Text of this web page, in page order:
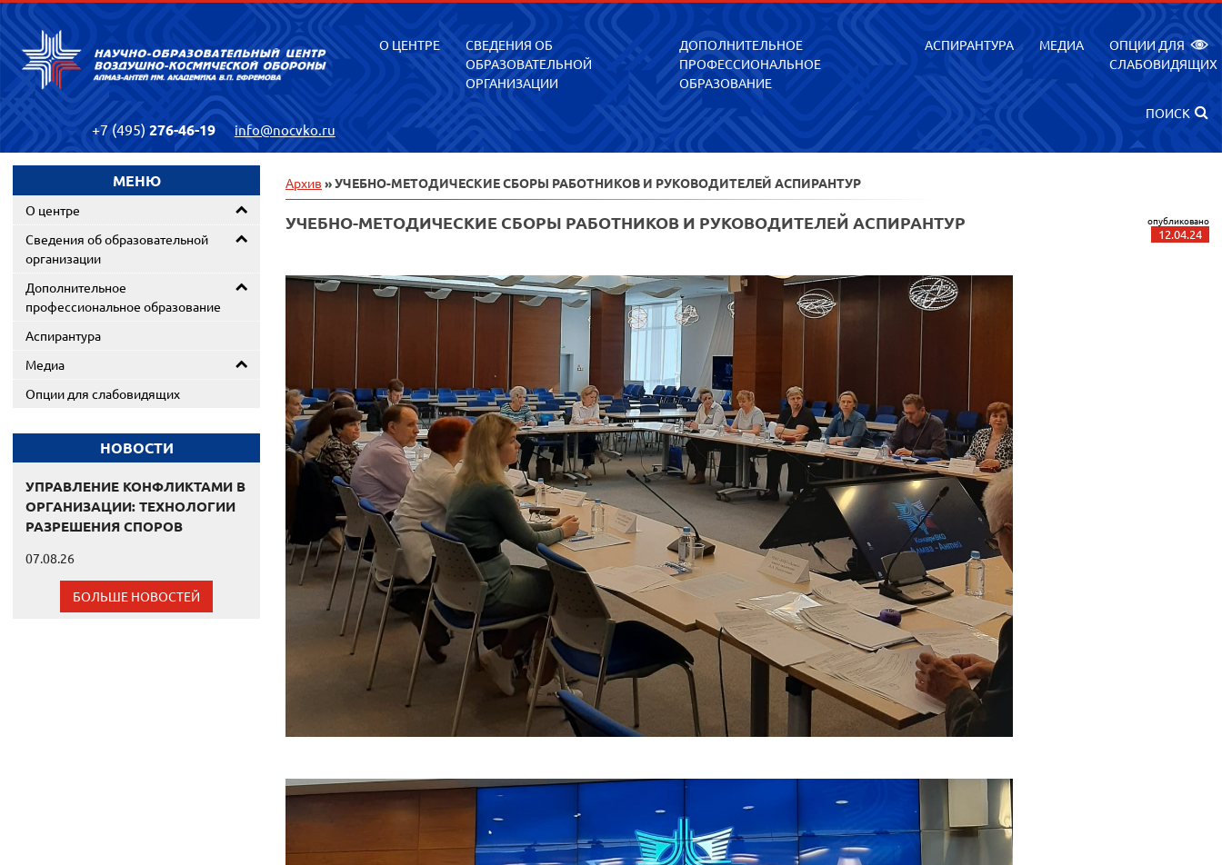
О ЦЕНТРЕ
СВЕДЕНИЯ ОБ
ОБРАЗОВАТЕЛЬНОЙ
ОРГАНИЗАЦИИ
ДОПОЛНИТЕЛЬНОЕ
ПРОФЕССИОНАЛЬНОЕ
ОБРАЗОВАНИЕ
АСПИРАНТУРА МЕДИА
ОПЦИИ ДЛЯ
СЛАБОВИДЯЩИХ
ПОИСК
+7 (495) 276-46-19 info@nocvko.ru
МЕНЮ
О центре
Сведения об образовательной
организации
Дополнительное
профессиональное образование
Аспирантура
Медиа
Опции для слабовидящих
НОВОСТИ
УПРАВЛЕНИЕ КОНФЛИКТАМИ В
ОРГАНИЗАЦИИ: ТЕХНОЛОГИИ
РАЗРЕШЕНИЯ СПОРОВ
07.08.26
БОЛЬШЕ НОВОСТЕЙ
Архив » УЧЕБНО-МЕТОДИЧЕСКИЕ СБОРЫ РАБОТНИКОВ И РУКОВОДИТЕЛЕЙ АСПИРАНТУР
УЧЕБНО-МЕТОДИЧЕСКИЕ СБОРЫ РАБОТНИКОВ И РУКОВОДИТЕЛЕЙ АСПИРАНТУР опубликовано
12.04.24